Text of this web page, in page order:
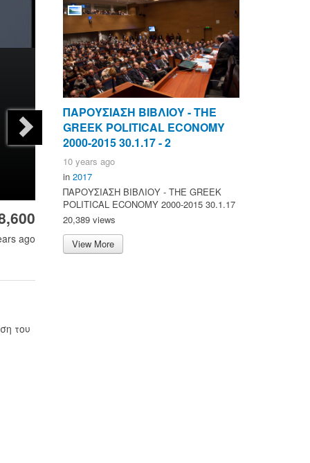
ago
του
ΠΑΡΟΥΣΙΑΣΗ ΒΙΒΛΙΟΥ - ΤΗΕ
GREEK POLITICAL ECONOMY
2000-2015 30.1.17 - 2
10 years ago
in 2017
ΠΑΡΟΥΣΙΑΣΗ ΒΙΒΛΙΟΥ - ΤΗΕ GREEK
POLITICAL ECONOMY 2000-2015 30.1.17
20,389 views
View More